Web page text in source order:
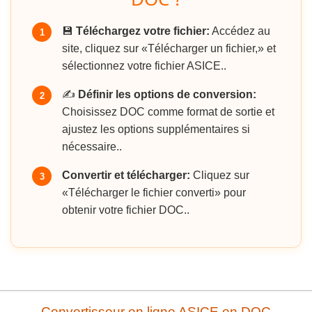
1 💾 Téléchargez votre fichier: Accédez au
site, cliquez sur «Télécharger un fichier,» et
sélectionnez votre fichier ASICE..
2 ✍️ Définir les options de conversion:
Choisissez DOC comme format de sortie et
ajustez les options supplémentaires si
nécessaire..
3 Convertir et télécharger: Cliquez sur
«Télécharger le fichier converti» pour
obtenir votre fichier DOC..